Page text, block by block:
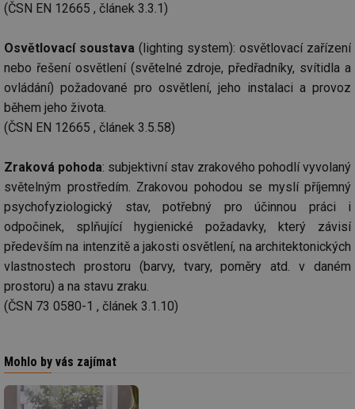
(ČSN EN 12665 , článek 3.3.1)
Osvětlovací soustava (lighting system): osvětlovací zařízení
nebo řešení osvětlení (světelné zdroje, předřadníky, svítidla a
ovládání) požadované pro osvětlení, jeho instalaci a provoz
během jeho života.
(ČSN EN 12665 , článek 3.5.58)
Zraková pohoda: subjektivní stav zrakového pohodlí vyvolaný
světelným prostředím. Zrakovou pohodou se myslí příjemný
psychofyziologický stav, potřebný pro účinnou práci i
odpočinek, splňující hygienické požadavky, který závisí
především na intenzitě a jakosti osvětlení, na architektonických
vlastnostech prostoru (barvy, tvary, poměry atd. v daném
prostoru) a na stavu zraku.
(ČSN 73 0580-1 , článek 3.1.10)
Mohlo by vás zajímat